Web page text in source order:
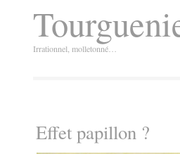
Irrationnel, molletonné…
Effet papillon ?